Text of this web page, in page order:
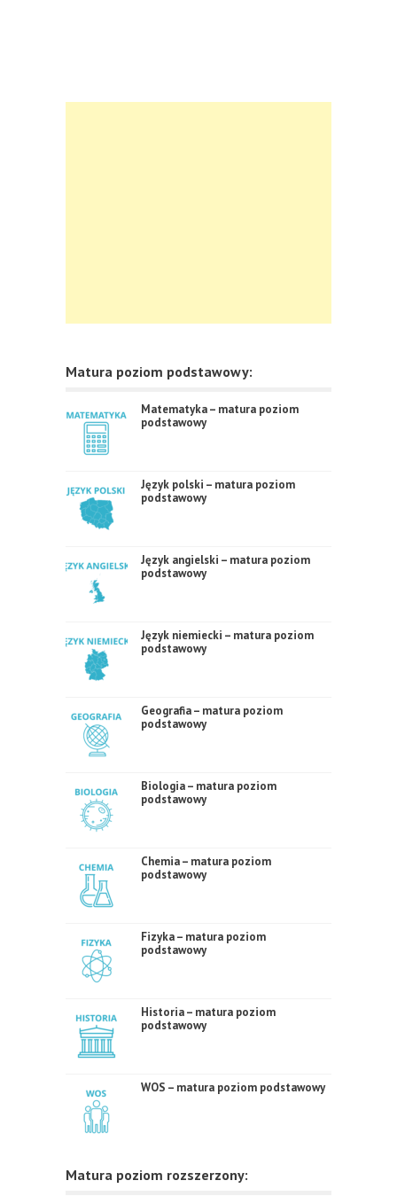
Matura poziom podstawowy:
Matematyka – matura poziom
podstawowy
Język polski – matura poziom
podstawowy
Język angielski – matura poziom
podstawowy
Język niemiecki – matura poziom
podstawowy
Geografia – matura poziom
podstawowy
Biologia – matura poziom
podstawowy
Chemia – matura poziom
podstawowy
Fizyka – matura poziom
podstawowy
Historia – matura poziom
podstawowy
WOS – matura poziom podstawowy
Matura poziom rozszerzony: